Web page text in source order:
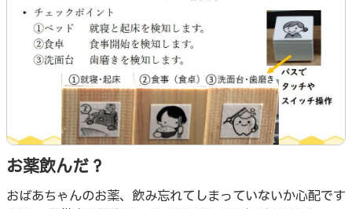
お薬飲んだ？
おばあちゃんのお薬、飲み忘れてしまっていないか心配です